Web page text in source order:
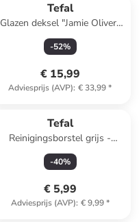
Tefal
Glazen deksel "Jamie Oliver"
zilverkleurig - Ø 24 cm
-52%
€ 15,99
Adviesprijs (AVP): € 33,99*
Tefal
Reinigingsborstel grijs -
(H)23,5 cm
-40%
€ 5,99
Adviesprijs (AVP): € 9,99*